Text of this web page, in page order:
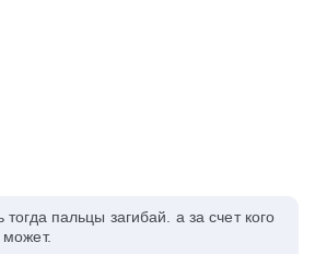
пальцы загибай. а за счет кого